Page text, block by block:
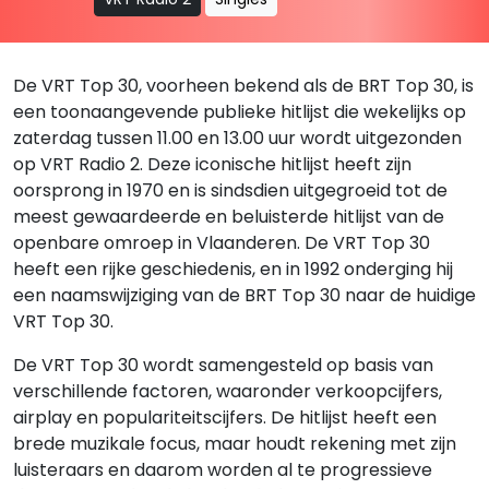
De VRT Top 30, voorheen bekend als de BRT Top 30, is
een toonaangevende publieke hitlijst die wekelijks op
zaterdag tussen 11.00 en 13.00 uur wordt uitgezonden
op VRT Radio 2. Deze iconische hitlijst heeft zijn
oorsprong in 1970 en is sindsdien uitgegroeid tot de
meest gewaardeerde en beluisterde hitlijst van de
openbare omroep in Vlaanderen. De VRT Top 30
heeft een rijke geschiedenis, en in 1992 onderging hij
een naamswijziging van de BRT Top 30 naar de huidige
VRT Top 30.
De VRT Top 30 wordt samengesteld op basis van
verschillende factoren, waaronder verkoopcijfers,
airplay en populariteitscijfers. De hitlijst heeft een
brede muzikale focus, maar houdt rekening met zijn
luisteraars en daarom worden al te progressieve